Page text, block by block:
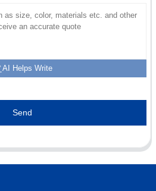
AI Helps Write
Send